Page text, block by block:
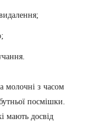
молочні з часом
посмішки.
мають досвід